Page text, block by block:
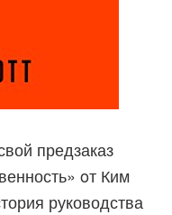
предзаказ
oт Ким
руководства